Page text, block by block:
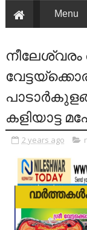
നീലേശ്വരം
കളിയാട്ട
2 years ago